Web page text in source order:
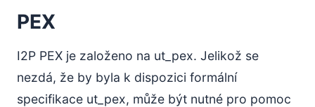
PEX
I2P PEX je založeno na ut_pex. Jelikož se
nezdá, že by byla k dispozici formální
specifikace ut_pex, může být nutné pro pomoc